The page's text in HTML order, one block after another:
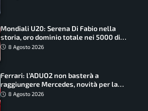
Mondiali U20: Serena Di Fabio nella
storia, oro dominio totale nei 5000 di
marcia
8 Agosto 2026
Ferrari: l’ADUO2 non basterà a
raggiungere Mercedes, novità per la
Macarena
8 Agosto 2026